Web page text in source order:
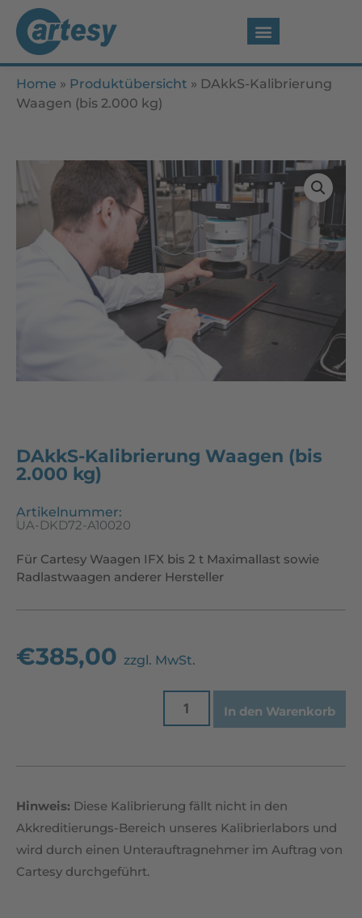
Home » Produktübersicht » DAkkS-Kalibrierung
Waagen (bis 2.000 kg)
DAkkS-Kalibrierung Waagen (bis
2.000 kg)
Artikelnummer:
UA-DKD72-A10020
Für Cartesy Waagen IFX bis 2 t Maximallast sowie
Radlastwaagen anderer Hersteller
€385,00 zzgl. MwSt.
In den Warenkorb
Hinweis: Diese Kalibrierung fällt nicht in den
Akkreditierungs-Bereich unseres Kalibrierlabors und
wird durch einen Unterauftragnehmer im Auftrag von
Cartesy durchgeführt.